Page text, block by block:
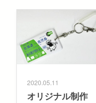
2020.05.11
オリジナル制作